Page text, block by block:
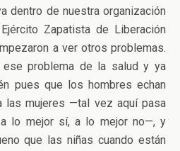
dentro de nuestra organización
Zapatista de Liberación
a ver otros problemas.
ese problema de la salud y ya
pues que los hombres echan
las mujeres —tal vez aquí pasa
lo mejor sí, a lo mejor no—, y
que las niñas cuando están